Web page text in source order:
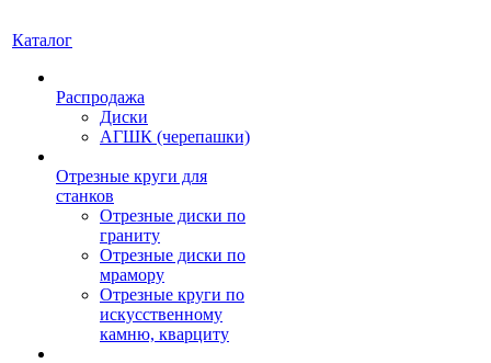
Каталог
Распродажа
Диски
АГШК (черепашки)
Отрезные круги для
станков
Отрезные диски по
граниту
Отрезные диски по
мрамору
Отрезные круги по
искусственному
камню, кварциту